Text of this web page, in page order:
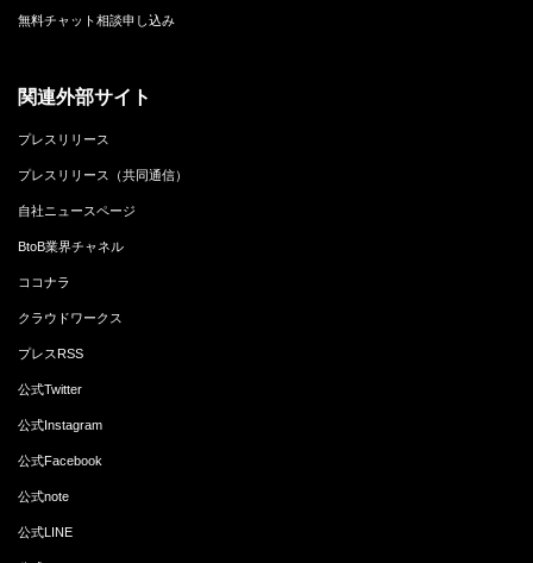
無料チャット相談申し込み
関連外部サイト
プレスリリース
プレスリリース（共同通信）
自社ニュースページ
BtoB業界チャネル
ココナラ
クラウドワークス
プレスRSS
公式Twitter
公式Instagram
公式Facebook
公式note
公式LINE